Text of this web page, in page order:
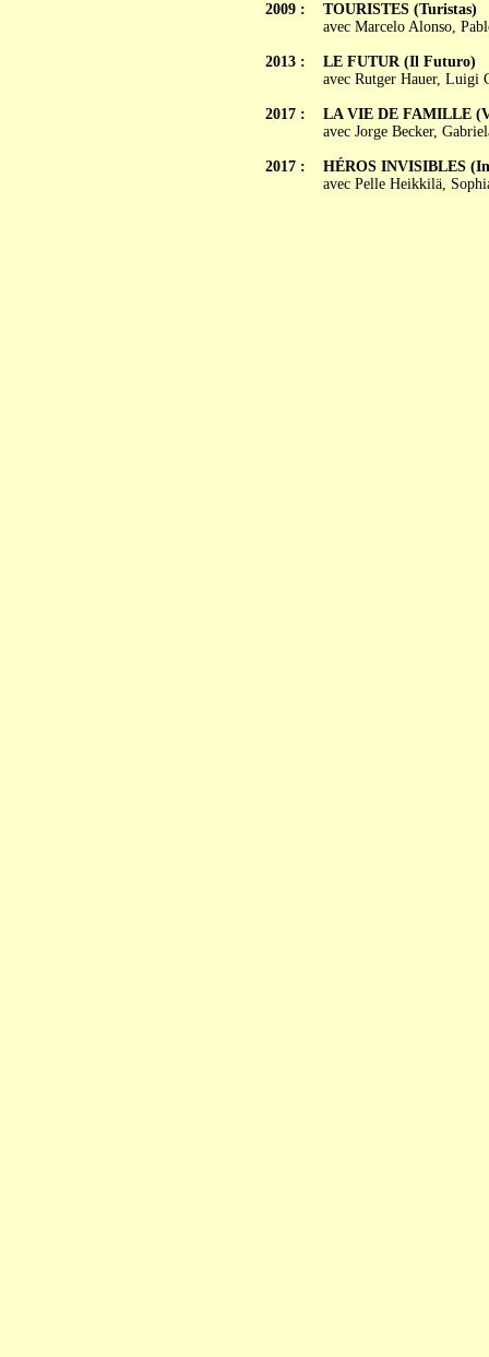
2009 :
2013 :
2017 :
2017 :
TOURISTES (Turistas)
avec Marcelo Alonso,
LE FUTUR (Il Futuro)
avec Rutger Hauer, Luigi
LA VIE DE FAMILLE
avec Jorge Becker,
HÉROS INVISIBLES
avec Pelle Heikkilä,